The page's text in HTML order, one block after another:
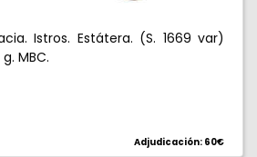
Istros. Estátera. (S. 1669 var)
MBC.
Adjudicación: 60€